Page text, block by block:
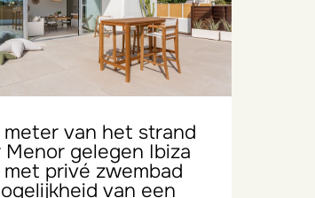
van het strand
Menor gelegen Ibiza
met privé zwembad
van een